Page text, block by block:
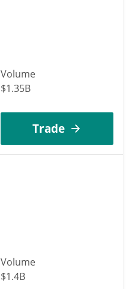
Volume
$1.35B
Trade
Volume
$1.4B